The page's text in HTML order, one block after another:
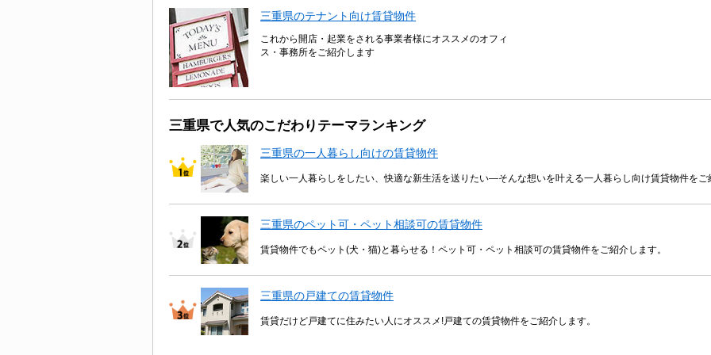
三重県のテナント向け賃貸物件
これから開店・起業をされる事業者様にオススメのオフィ
ス・事務所をご紹介します
三重県で人気のこだわりテーマランキング
三重県の一人暮らし向けの賃貸物件
楽しい一人暮らしをしたい、快適な新生活を送りたい―そんな想いを叶える一人暮らし向け賃貸物件をご
三重県のペット可・ペット相談可の賃貸物件
賃貸物件でもペット(犬・猫)と暮らせる！ペット可・ペット相談可の賃貸物件をご紹介します。
三重県の戸建ての賃貸物件
賃貸だけど戸建てに住みたい人にオススメ!戸建ての賃貸物件をご紹介します。